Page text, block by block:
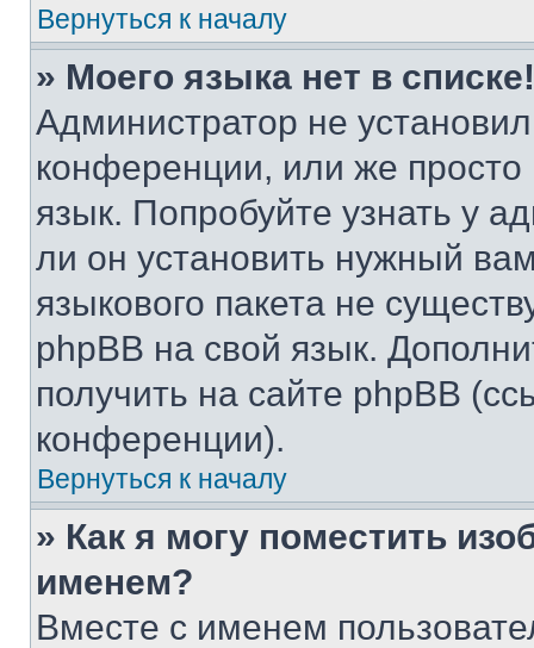
Вернуться к началу
» Моего языка нет в списке!
Администратор не
конференции, или же
язык. Попробуйте узнать у
ли он установить нужный
языкового пакета не
phpBB на свой язык.
получить на сайте phpBB
конференции).
Вернуться к началу
» Как я могу поместить
именем?
Вместе с именем